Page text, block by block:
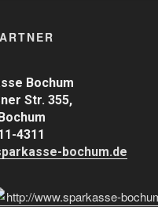
Bochum
Str. 355,
4311
bochum.de